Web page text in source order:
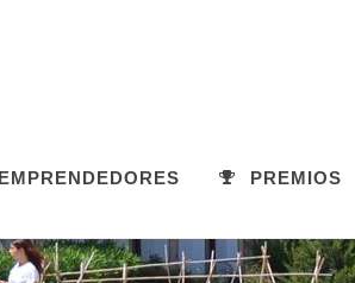
EMPRENDEDORES PREMIOS